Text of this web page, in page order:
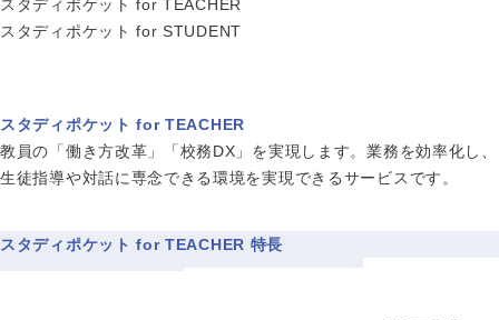
スタディポケット for TEACHER
スタディポケット for STUDENT
スタディポケット for TEACHER
教員の「働き方改革」「校務DX」を実現します。業務を効率化し、
生徒指導や対話に専念できる環境を実現できるサービスです。
スタディポケット for TEACHER 特長